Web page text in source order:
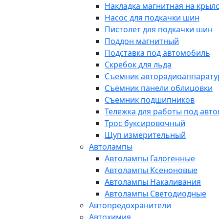
Накладка магнитная на
Насос для подкачки шин
Пистолет для подкачки шин
Поддон магнитный
Подставка под автомобиль
Скребок для льда
Съемник
Съемник панели облицовки
Съемник подшипников
Тележка для работы под
Трос буксировочный
Щуп измерительный
Автолампы
Автолампы Галогенные
Автолампы Ксеноновые
Автолампы Накаливания
Автолампы Светодиодные
Автопредохранители